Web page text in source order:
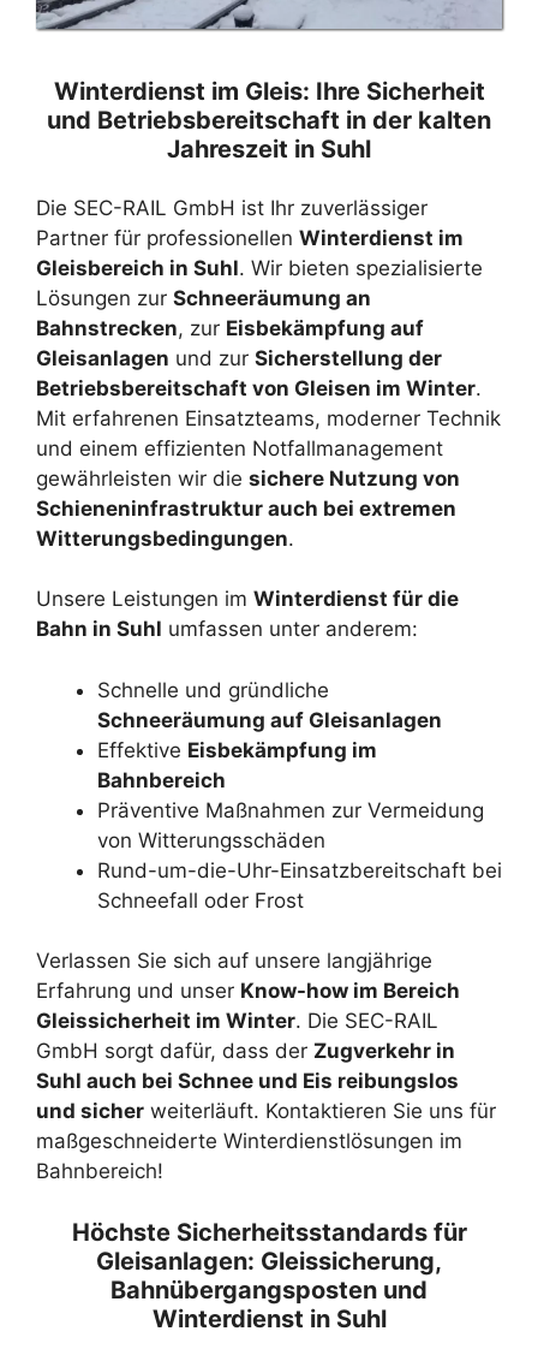
Winterdienst im Gleis: Ihre Sicherheit
und Betriebsbereitschaft in der kalten
Jahreszeit in Suhl
Die SEC-RAIL GmbH ist Ihr zuverlässiger
Partner für professionellen Winterdienst im
Gleisbereich in Suhl. Wir bieten spezialisierte
Lösungen zur Schneeräumung an
Bahnstrecken, zur Eisbekämpfung auf
Gleisanlagen und zur Sicherstellung der
Betriebsbereitschaft von Gleisen im Winter.
Mit erfahrenen Einsatzteams, moderner Technik
und einem effizienten Notfallmanagement
gewährleisten wir die sichere Nutzung von
Schieneninfrastruktur auch bei extremen
Witterungsbedingungen.
Unsere Leistungen im Winterdienst für die
Bahn in Suhl umfassen unter anderem:
Schnelle und gründliche
Schneeräumung auf Gleisanlagen
Effektive Eisbekämpfung im
Bahnbereich
Präventive Maßnahmen zur Vermeidung
von Witterungsschäden
Rund-um-die-Uhr-Einsatzbereitschaft bei
Schneefall oder Frost
Verlassen Sie sich auf unsere langjährige
Erfahrung und unser Know-how im Bereich
Gleissicherheit im Winter. Die SEC-RAIL
GmbH sorgt dafür, dass der Zugverkehr in
Suhl auch bei Schnee und Eis reibungslos
und sicher weiterläuft. Kontaktieren Sie uns für
maßgeschneiderte Winterdienstlösungen im
Bahnbereich!
Höchste Sicherheitsstandards für
Gleisanlagen: Gleissicherung,
Bahnübergangsposten und
Winterdienst in Suhl